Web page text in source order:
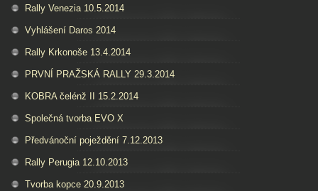
Rally Venezia 10.5.2014
Vyhlášení Daros 2014
Rally Krkonoše 13.4.2014
PRVNÍ PRAŽSKÁ RALLY 29.3.2014
KOBRA čelénž II 15.2.2014
Společná tvorba EVO X
Předvánoční poježdění 7.12.2013
Rally Perugia 12.10.2013
Tvorba kopce 20.9.2013